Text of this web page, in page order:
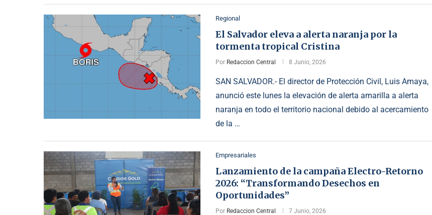
Regional
El Salvador eleva a alerta naranja por la
tormenta tropical Cristina
Por Redaccion Central 8 Junio, 2026
SAN SALVADOR.- El director de Protección Civil, Luis Amaya,
anunció este lunes la elevación de alerta amarilla a alerta
naranja en todo el territorio nacional debido al acercamiento
de la …
Empresariales
Lanzamiento de la campaña Electro-Retorno
2026: “Transformando Desechos en
Oportunidades”
Por Redaccion Central 7 Junio, 2026